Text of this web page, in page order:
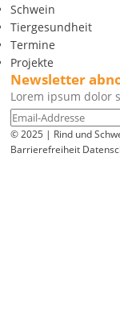
Schwein
Tiergesundheit
Termine
Projekte
Newsletter
Lorem ipsum dolor
© 2025 | Rind und
Barrierefreiheit